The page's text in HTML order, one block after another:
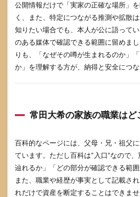
公開情報だけで「実家の正確な場所」
く、また、特定につながる推測や拡散は
知りたい場合でも、本人が公に語って
のある媒体で確認できる範囲に留めま
りも、「なぜその噂が生まれるのか」
か」を理解する方が、納得と安全につな
常田大希の家族の職業はど
百科的なページには、父母・兄・祖父
ています。ただし百科は“入口”なので
辿れるか」「どの部分が確認できる範囲
また、職業や経歴が事実として記載さ
れだけで資産を断定することはできま